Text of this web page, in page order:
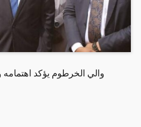
والي الخرطوم يؤكد اهتمامه